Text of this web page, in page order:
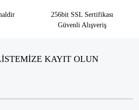
256bit SSL Sertifikası
Güvenli Alışveriş
KAYIT OLUN